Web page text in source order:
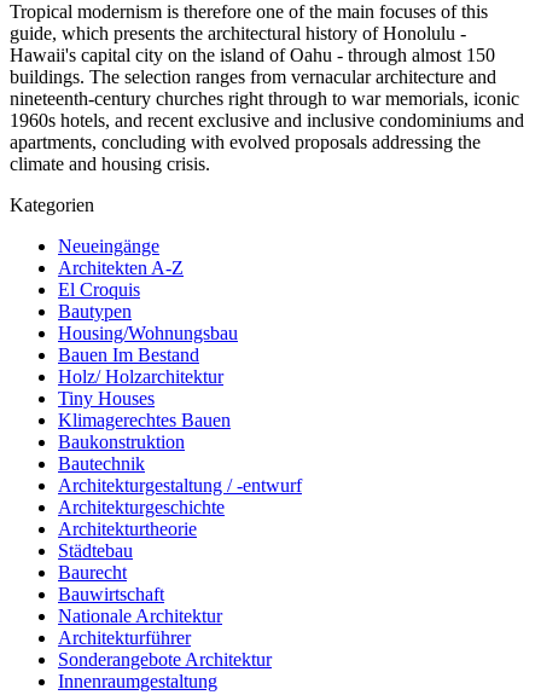
Tropical modernism is therefore one of the main focuses of this
guide, which presents the architectural history of Honolulu -
Hawaii's capital city on the island of Oahu - through almost 150
buildings. The selection ranges from vernacular architecture and
nineteenth-century churches right through to war memorials, iconic
1960s hotels, and recent exclusive and inclusive condominiums and
apartments, concluding with evolved proposals addressing the
climate and housing crisis.
Kategorien
Neueingänge
Architekten A-Z
El Croquis
Bautypen
Housing/Wohnungsbau
Bauen Im Bestand
Holz/ Holzarchitektur
Tiny Houses
Klimagerechtes Bauen
Baukonstruktion
Bautechnik
Architekturgestaltung / -entwurf
Architekturgeschichte
Architekturtheorie
Städtebau
Baurecht
Bauwirtschaft
Nationale Architektur
Architekturführer
Sonderangebote Architektur
Innenraumgestaltung